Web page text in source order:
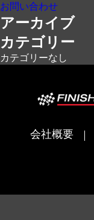
お問い合わせ
アーカイブ
カテゴリー
カテゴリーなし
会社概要